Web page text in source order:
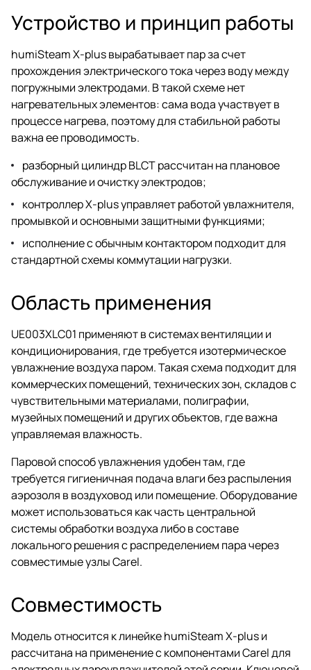
Устройство и принцип работы
humiSteam X-plus вырабатывает пар за счет
прохождения электрического тока через воду между
погружными электродами. В такой схеме нет
нагревательных элементов: сама вода участвует в
процессе нагрева, поэтому для стабильной работы
важна ее проводимость.
разборный цилиндр BLCT рассчитан на плановое
обслуживание и очистку электродов;
контроллер X-plus управляет работой увлажнителя,
промывкой и основными защитными функциями;
исполнение с обычным контактором подходит для
стандартной схемы коммутации нагрузки.
Область применения
UE003XLC01 применяют в системах вентиляции и
кондиционирования, где требуется изотермическое
увлажнение воздуха паром. Такая схема подходит для
коммерческих помещений, технических зон, складов с
чувствительными материалами, полиграфии,
музейных помещений и других объектов, где важна
управляемая влажность.
Паровой способ увлажнения удобен там, где
требуется гигиеничная подача влаги без распыления
аэрозоля в воздуховод или помещение. Оборудование
может использоваться как часть центральной
системы обработки воздуха либо в составе
локального решения с распределением пара через
совместимые узлы Carel.
Совместимость
Модель относится к линейке humiSteam X-plus и
рассчитана на применение с компонентами Carel для